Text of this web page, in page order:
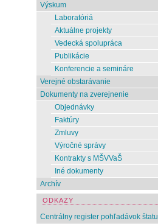
Výskum
Laboratóriá
Aktuálne projekty
Vedecká spolupráca
Publikácie
Konferencie a semináre
Verejné obstarávanie
Dokumenty na zverejnenie
Objednávky
Faktúry
Zmluvy
Výročné správy
Kontrakty s MŠVVaŠ
Iné dokumenty
Archív
ODKAZY
Centrálny register pohľadávok štatu